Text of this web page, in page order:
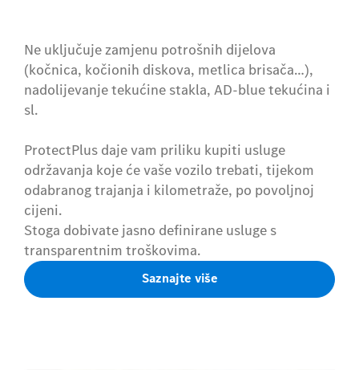
Ne uključuje zamjenu potrošnih dijelova
(kočnica, kočionih diskova, metlica brisača…),
nadolijevanje tekućine stakla, AD-blue tekućina i
sl.
ProtectPlus daje vam priliku kupiti usluge
održavanja koje će vaše vozilo trebati, tijekom
odabranog trajanja i kilometraže, po povoljnoj
cijeni.
Stoga dobivate jasno definirane usluge s
transparentnim troškovima.
Saznajte više